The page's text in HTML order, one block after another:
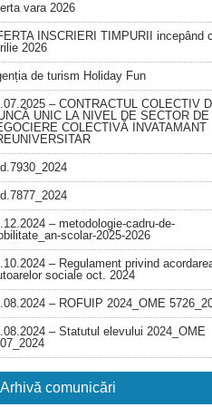
vara 2026
INSCRIERI TIMPURII incepând
2026
de turism Holiday Fun
– CONTRACTUL COLECTIV
UNIC LA NIVEL DE SECTOR DE
COLECTIVĂ INVATAMANT
– metodologie-cadru-de-
scolar-2025-2026
– Regulament privind
sociale oct. 2024
– ROFUIP 2024_OME
– Statutul elevului 2024_OME
Arhivă comunicări